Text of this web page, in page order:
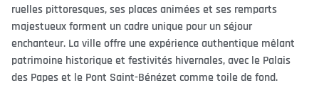
ruelles pittoresques, ses places animées et ses remparts
majestueux forment un cadre unique pour un séjour
enchanteur. La ville offre une expérience authentique mêlant
patrimoine historique et festivités hivernales, avec le Palais
des Papes et le Pont Saint-Bénézet comme toile de fond.